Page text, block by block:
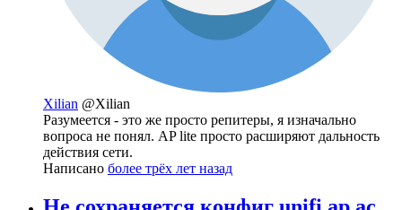
Xilian @Xilian
Разумеется - это же просто репитеры, я изначально
вопроса не понял. AP lite просто расширяют дальность
действия сети.
Написано более трёх лет назад